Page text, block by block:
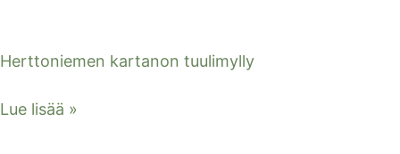
Herttoniemen kartanon tuulimylly
Lue lisää »